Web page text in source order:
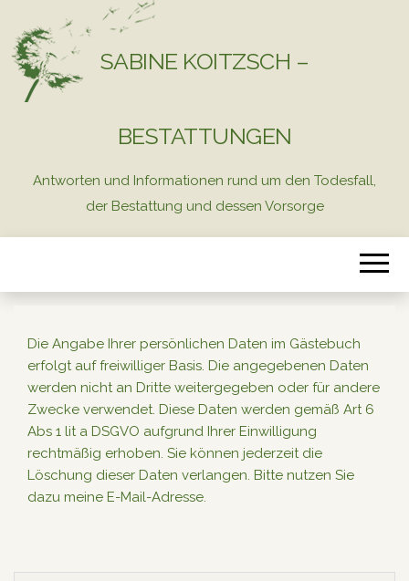
SABINE KOITZSCH –
BESTATTUNGEN
Antworten und Informationen rund um den Todesfall,
der Bestattung und dessen Vorsorge
Die Angabe Ihrer persönlichen Daten im Gästebuch
erfolgt auf freiwilliger Basis. Die angegebenen Daten
werden nicht an Dritte weitergegeben oder für andere
Zwecke verwendet. Diese Daten werden gemäß Art 6
Abs 1 lit a DSGVO aufgrund Ihrer Einwilligung
rechtmäßig erhoben. Sie können jederzeit die
Löschung dieser Daten verlangen. Bitte nutzen Sie
dazu meine E-Mail-Adresse.